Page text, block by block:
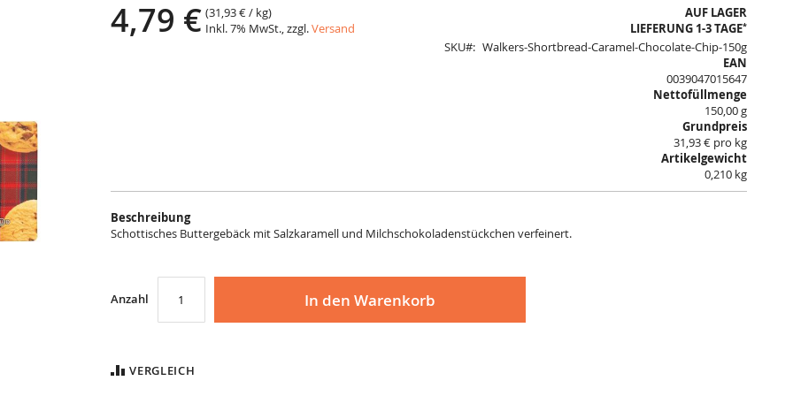
4,79 € (31,93 €/ kg)
Inkl. 7% MwSt., zzgl.Versand
AUF LAGER
LIEFERUNG 1-3 TAGE*
SKU
Walkers-Shortbread-Caramel-Chocolate-Chip-150g
EAN
0039047015647
Nettofüllmenge
150,00 g
Grundpreis
31,93 € pro kg
Artikelgewicht
0,210 kg
Beschreibung
Schottisches Buttergebäck mit Salzkaramell und Milchschokoladenstückchen verfeinert.
Anzahl In den Warenkorb
VERGLEICH